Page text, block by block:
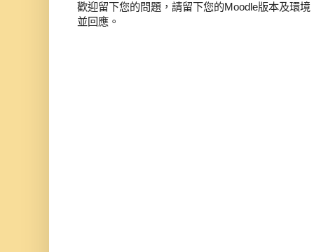
歡迎留下您的問題，請留下您的Moodle版本及環
並回應。